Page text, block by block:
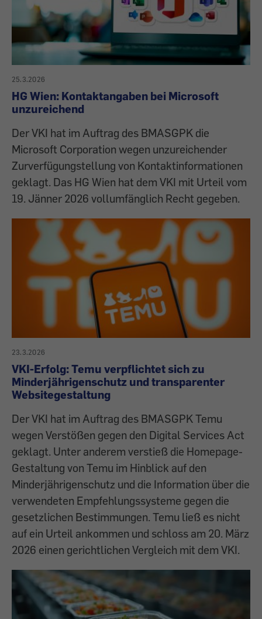
25.3.2026
HG Wien: Kontaktangaben bei Microsoft
unzureichend
Der VKI hat im Auftrag des BMASGPK die
Microsoft Corporation wegen unzureichender
Zurverfügungstellung von Kontaktinformationen
geklagt. Das HG Wien hat dem VKI mit Urteil vom
19. Jänner 2026 vollumfänglich Recht gegeben.
23.3.2026
VKI-Erfolg: Temu verpflichtet sich zu
Minderjährigenschutz und transparenter
Websitegestaltung
Der VKI hat im Auftrag des BMASGPK Temu
wegen Verstößen gegen den Digital Services Act
geklagt. Unter anderem verstieß die Homepage-
Gestaltung von Temu im Hinblick auf den
Minderjährigenschutz und die Information über die
verwendeten Empfehlungssysteme gegen die
gesetzlichen Bestimmungen. Temu ließ es nicht
auf ein Urteil ankommen und schloss am 20. März
2026 einen gerichtlichen Vergleich mit dem VKI.